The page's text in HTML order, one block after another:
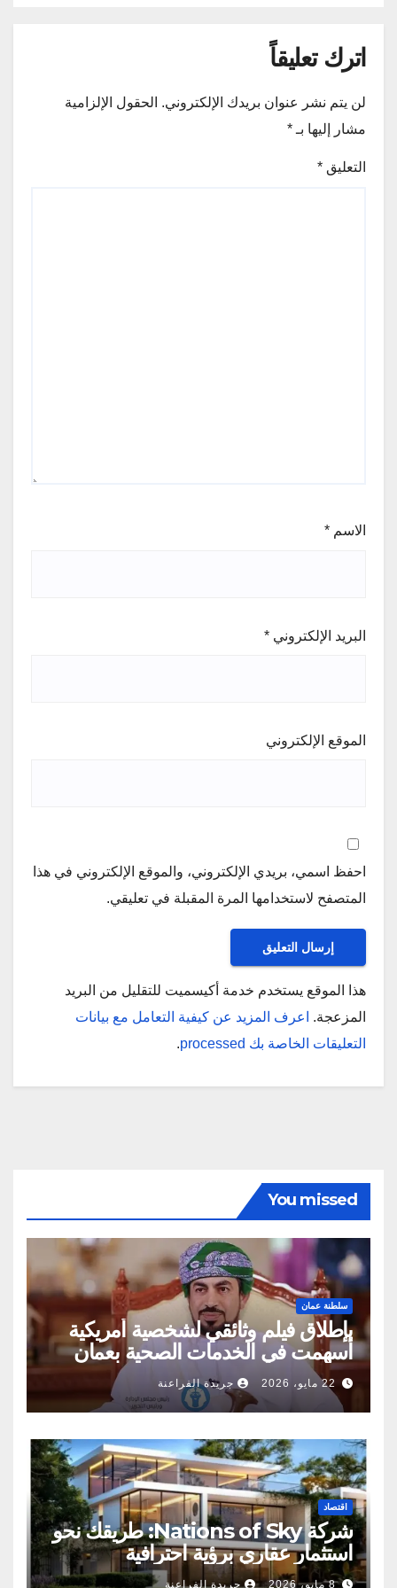
اترك تعليقاً
لن يتم نشر عنوان بريدك الإلكتروني. الحقول الإلزامية
مشار إليها بـ *
التعليق *
الاسم *
البريد الإلكتروني *
الموقع الإلكتروني
احفظ اسمي، بريدي الإلكتروني، والموقع الإلكتروني في هذا
المتصفح لاستخدامها المرة المقبلة في تعليقي.
هذا الموقع يستخدم خدمة أكيسميت للتقليل من البريد
المزعجة.
اعرف المزيد عن كيفية التعامل مع بيانات
التعليقات الخاصة بك processed
.
You missed
سلطنة عمان
بإطلاق فيلم وثائقي لشخصية أمريكية
أسهمت في الخدمات الصحية بعمان
22 مايو، 2026 جريدة الفراعنة
اقتصاد
شركة Nations of Sky: طريقك نحو
استثمار عقاري برؤية احترافية
8 مايو، 2026 جريدة الفراعنة